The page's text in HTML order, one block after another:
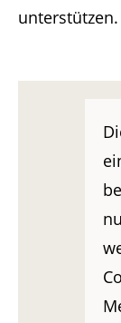
unterstützen.